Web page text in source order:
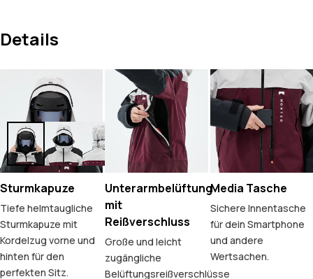
Details
Sturmkapuze
Tiefe helmtaugliche
Sturmkapuze mit
Kordelzug vorne und
hinten für den
perfekten Sitz.
Unterarmbelüftung
mit
Reißverschluss
Große und leicht
zugängliche
Belüftungsreißverschlüsse
Media Tasche
Sichere Innentasche
für dein Smartphone
und andere
Wertsachen.